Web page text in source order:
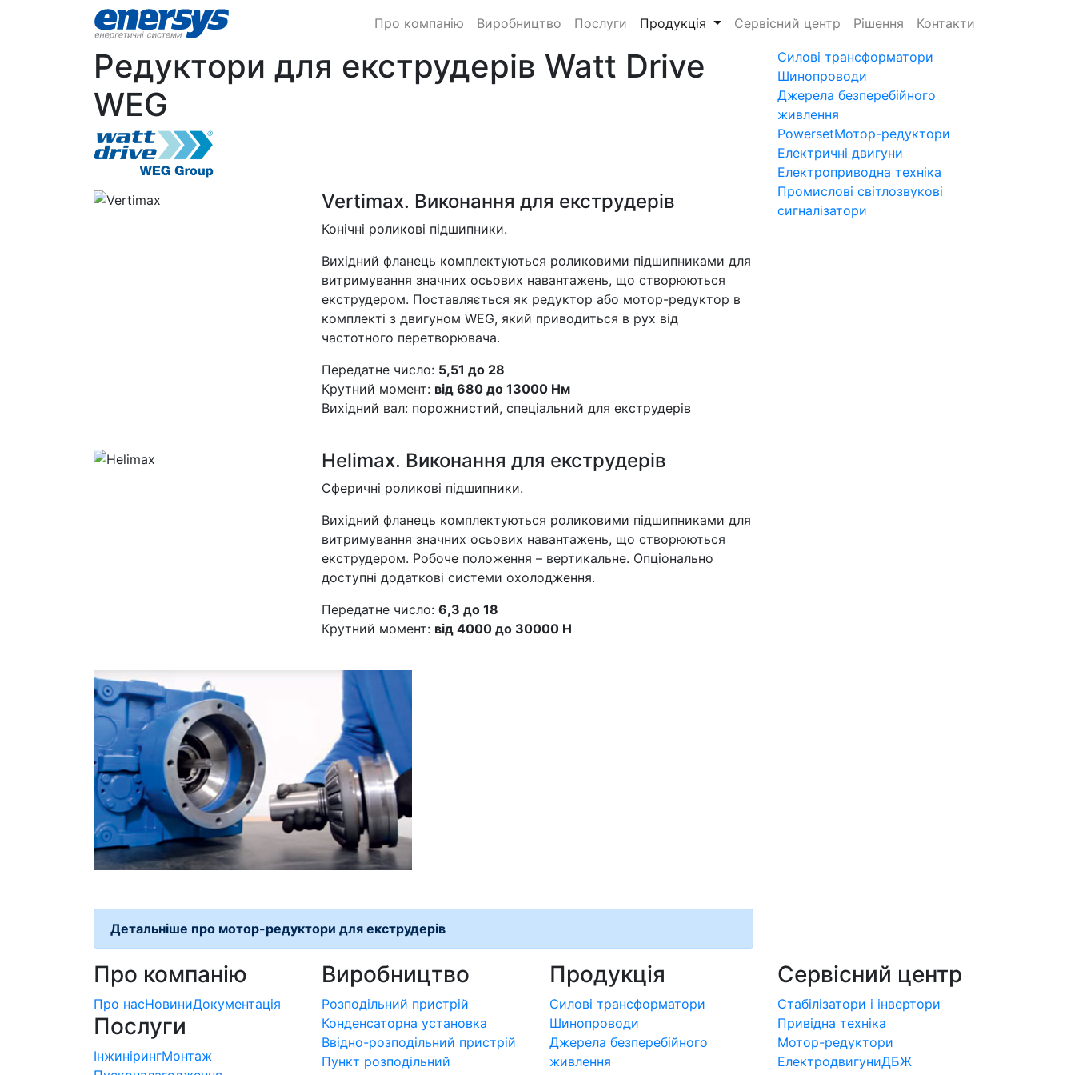
Про компанію Виробництво Послуги Продукція Сервісний центр Рішення Контакти
Редуктори для екструдерів Watt Drive
WEG
Vertimax. Виконання для екструдерів
Конічні роликові підшипники.
Вихідний фланець комплектуються роликовими підшипниками для
витримування значних осьових навантажень, що створюються
екструдером. Поставляється як редуктор або мотор-редуктор в
комплекті з двигуном WEG, який приводиться в рух від
частотного перетворювача.
Передатне число: 5,51 до 28
Крутний момент: від 680 до 13000 Нм
Вихідний вал: порожнистий, спеціальний для екструдерів
Helimax. Виконання для екструдерів
Сферичні роликові підшипники.
Вихідний фланець комплектуються роликовими підшипниками для
витримування значних осьових навантажень, що створюються
екструдером. Робоче положення – вертикальне. Опціонально
доступні додаткові системи охолодження.
Передатне число: 6,3 до 18
Крутний момент: від 4000 до 30000 Н
Детальніше про мотор-редуктори для екструдерів
Силові трансформатори
Шинопроводи
Джерела безперебійного
живлення
PowersetМотор-редуктори
Електричні двигуни
Електроприводна техніка
Промислові світлозвукові
сигналізатори
Про компанію
Про насНовиниДокументація
Послуги
ІнжинірингМонтаж
Виробництво
Розподільний пристрій
Конденсаторна установка
Ввідно-розподільний пристрій
Пункт розподільний
Продукція
Силові трансформатори
Шинопроводи
Джерела безперебійного
живлення
Сервісний центр
Стабілізатори і інвертори
Привідна техніка
Мотор-редуктори
ЕлектродвигуниДБЖ